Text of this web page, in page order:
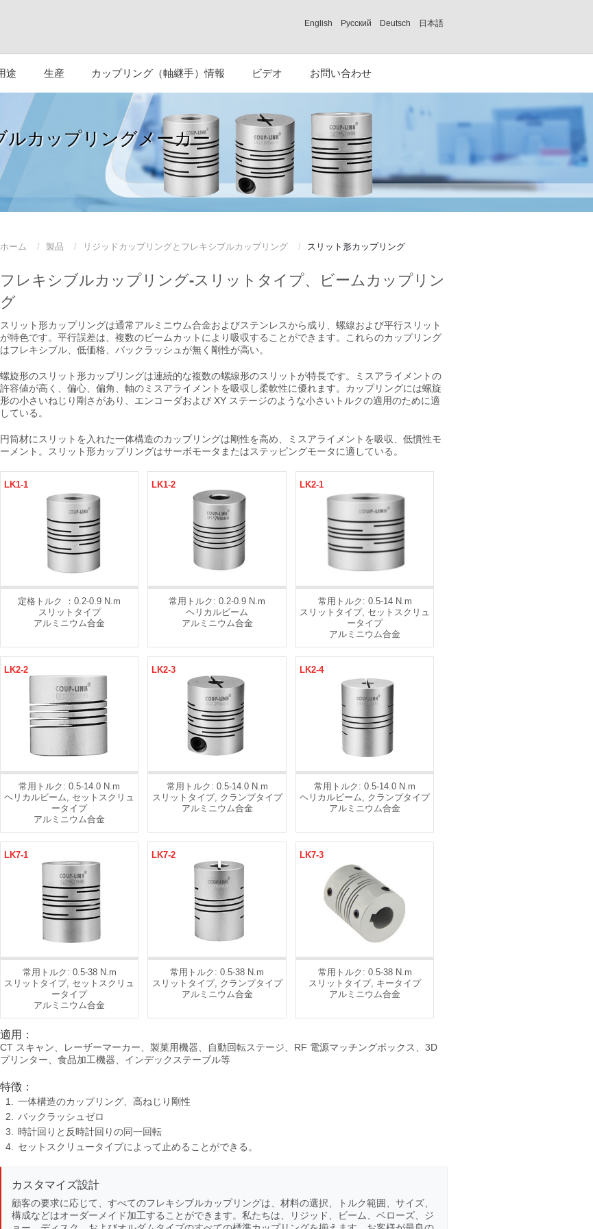
English Русский Deutsch 日本語
途 生産 カップリング（軸継手）情報 ビデオ お問い合わせ
ルカップリングメーカー
ホーム 製品 リジッドカップリングとフレキシブルカップリング スリット形カップリング
フレキシブルカップリング-スリットタイプ、ビームカップリン
グ
スリット形カップリングは通常アルミニウム合金およびステンレスから成り、螺線および平行スリット
が特色です。平行誤差は、複数のビームカットにより吸収することができます。これらのカップリング
はフレキシブル、低価格、バックラッシュが無く剛性が高い。
螺旋形のスリット形カップリングは連続的な複数の螺線形のスリットが特長です。ミスアライメントの
許容値が高く、偏心、偏角、軸のミスアライメントを吸収し柔軟性に優れます。カップリングには螺旋
形の小さいねじり剛さがあり、エンコーダおよび XY ステージのような小さいトルクの適用のために適
している。
円筒材にスリットを入れた一体構造のカップリングは剛性を高め、ミスアライメントを吸収、低慣性モ
ーメント。スリット形カップリングはサーボモータまたはステッピングモータに適している。
LK1-1
定格トルク ：0.2-0.9 N.m
スリットタイプ
アルミニウム合金
LK1-2
常用トルク: 0.2-0.9 N.m
ヘリカルビーム
アルミニウム合金
LK2-1
常用トルク: 0.5-14 N.m
スリットタイプ, セットスクリュ
ータイプ
アルミニウム合金
LK2-2
常用トルク: 0.5-14.0 N.m
ヘリカルビーム, セットスクリュ
ータイプ
アルミニウム合金
LK2-3
常用トルク: 0.5-14.0 N.m
スリットタイプ, クランプタイプ
アルミニウム合金
LK2-4
常用トルク: 0.5-14.0 N.m
ヘリカルビーム, クランプタイプ
アルミニウム合金
LK7-1
常用トルク: 0.5-38 N.m
スリットタイプ, セットスクリュ
ータイプ
アルミニウム合金
LK7-2
常用トルク: 0.5-38 N.m
スリットタイプ, クランプタイプ
アルミニウム合金
LK7-3
常用トルク: 0.5-38 N.m
スリットタイプ, キータイプ
アルミニウム合金
適用：
CT スキャン、レーザーマーカー、製菓用機器、自動回転ステージ、RF 電源マッチングボックス、3D
プリンター、食品加工機器、インデックステーブル等
特徴：
一体構造のカップリング、高ねじり剛性
バックラッシュゼロ
時計回りと反時計回りの同一回転
セットスクリュータイプによって止めることができる。
カスタマイズ設計
顧客の要求に応じて、すべてのフレキシブルカップリングは、材料の選択、トルク範囲、サイズ、
構成などはオーダーメイド加工することができます。私たちは、リジッド、ビーム、ベローズ、ジ